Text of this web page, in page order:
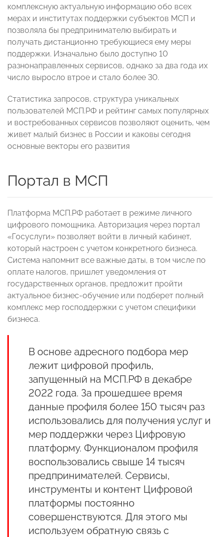
комплексную актуальную информацию обо всех
мерах и институтах поддержки субъектов МСП и
позволяла бы предпринимателю выбирать и
получать дистанционно требующиеся ему меры
поддержки. Изначально было доступно 10
разнонаправленных сервисов, однако за два года их
число выросло втрое и стало более 30.
Статистика запросов, структура уникальных
пользователей МСП.РФ и рейтинг самых популярных
и востребованных сервисов позволяют оценить, чем
живет малый бизнес в России и каковы сегодня
основные векторы его развития
Портал в МСП
Платформа МСП.РФ работает в режиме личного
цифрового помощника. Авторизация через портал
«Госуслуги» позволяет войти в личный кабинет,
который настроен с учетом конкретного бизнеса.
Система напомнит все важные даты, в том числе по
оплате налогов, пришлет уведомления от
государственных органов, предложит пройти
актуальное бизнес-обучение или подберет полный
комплекс мер господдержки с учетом специфики
бизнеса.
В основе адресного подбора мер
лежит цифровой профиль,
запущенный на МСП.РФ в декабре
2022 года. За прошедшее время
данные профиля более 150 тысяч раз
использовались для получения услуг и
мер поддержки через Цифровую
платформу. Функционалом профиля
воспользовались свыше 14 тысяч
предпринимателей. Сервисы,
инструменты и контент Цифровой
платформы постоянно
совершенствуются. Для этого мы
используем обратную связь с